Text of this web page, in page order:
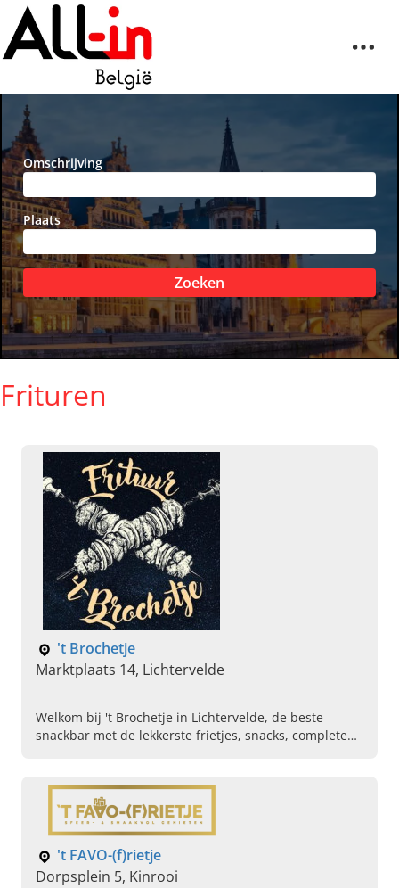
Omschrijving
Plaats
Zoeken
Frituren
't Brochetje
Marktplaats 14, Lichtervelde
Welkom bij 't Brochetje in Lichtervelde, de beste
snackbar met de lekkerste frietjes, snacks, complete
't FAVO-(f)rietje
Dorpsplein 5, Kinrooi